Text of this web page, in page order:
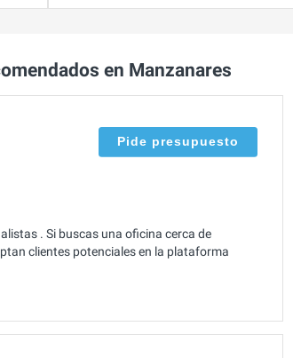
en Manzanares
Pide presupuesto
. Si buscas una oficina cerca de
clientes potenciales en la plataforma